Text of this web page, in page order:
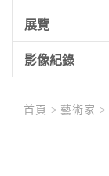
展覽
影像紀錄
首頁 > 藝術家 >